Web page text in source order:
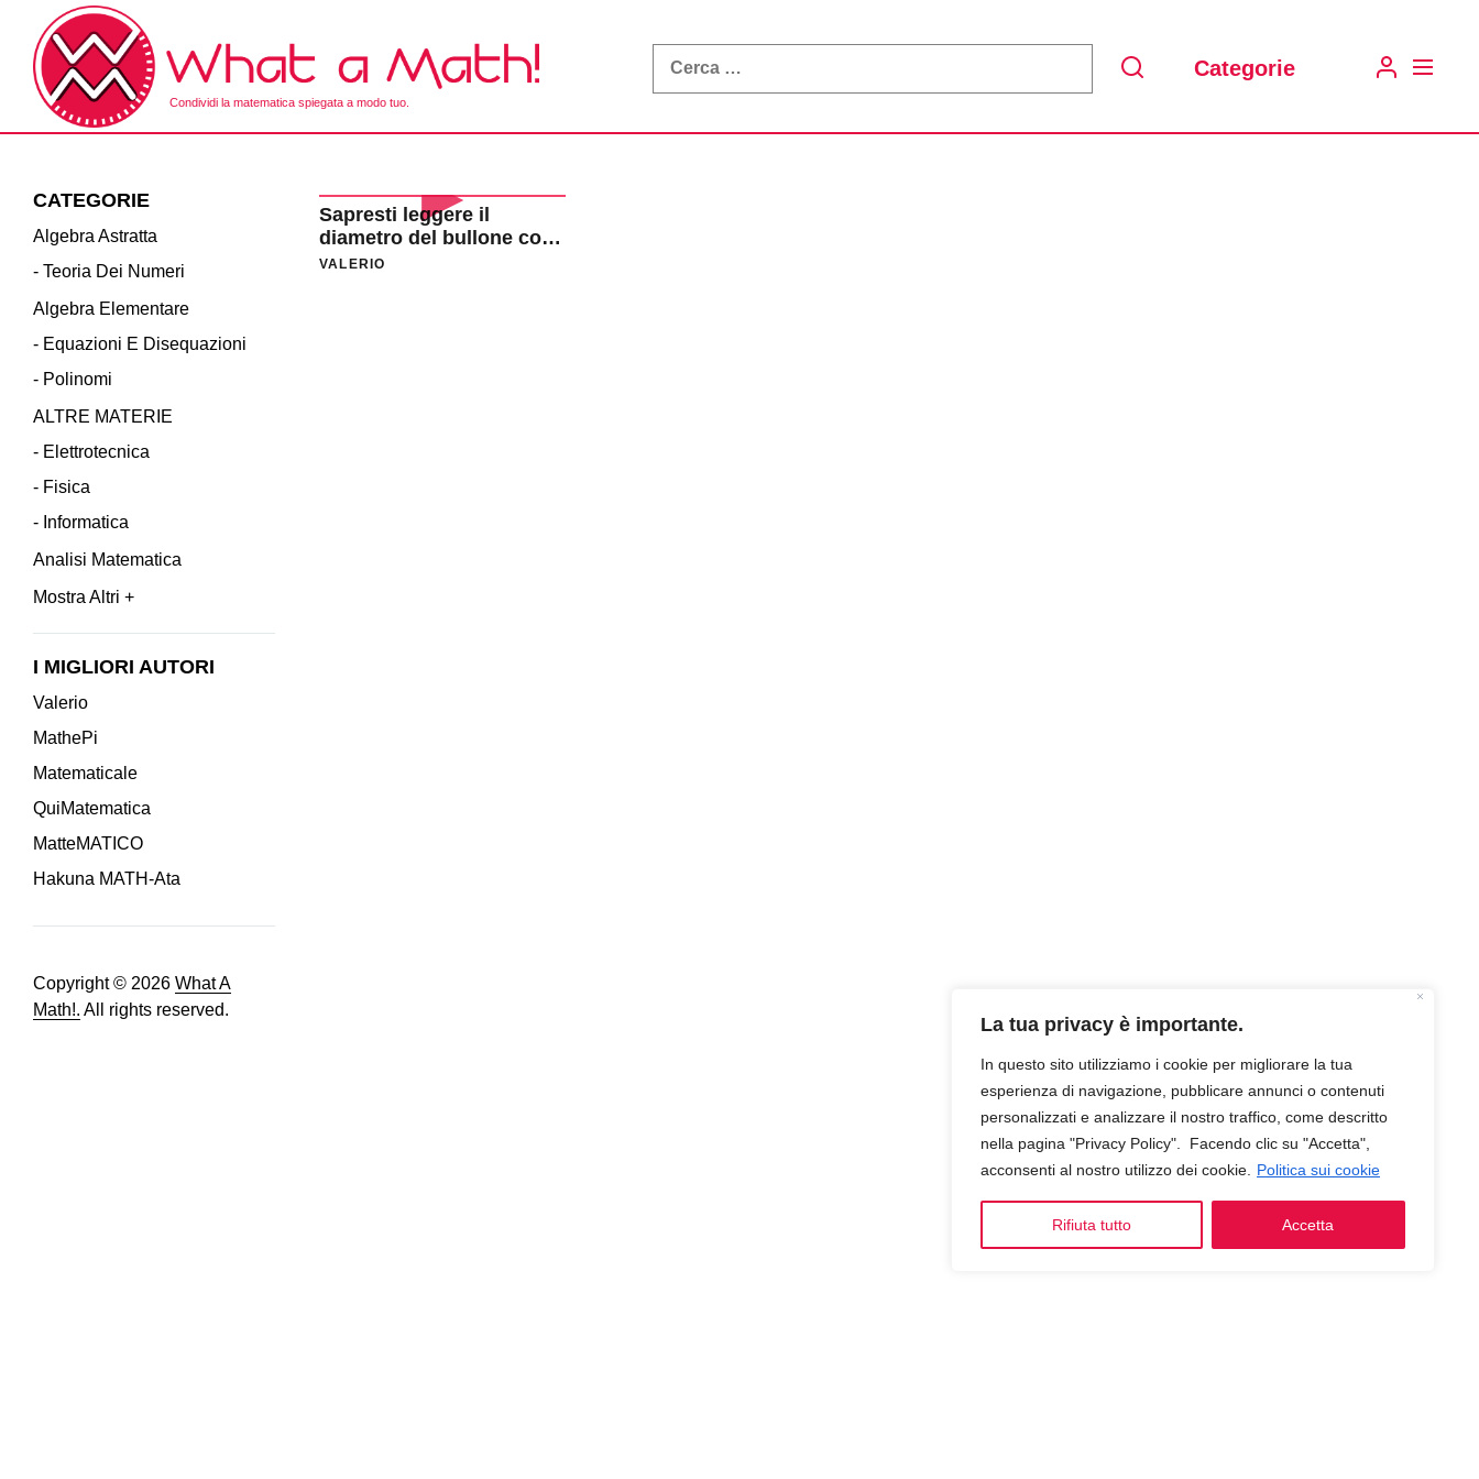
La tua privacy è importante.
In questo sito utilizziamo i cookie per migliorare la tua
esperienza di navigazione, pubblicare annunci o contenuti
personalizzati e analizzare il nostro traffico, come descritto
nella pagina "Privacy Policy". Facendo clic su "Accetta",
acconsenti al nostro utilizzo dei cookie.
Politica sui cookie
Rifiuta tutto Accetta
content
a
Math!
Condividi la matematica spiegata a modo tuo.
Categorie
CATEGORIE
Algebra Astratta
- Teoria Dei Numeri
Algebra Elementare
- Equazioni E Disequazioni
- Polinomi
ALTRE MATERIE
- Elettrotecnica
- Fisica
- Informatica
Analisi Matematica
Mostra Altri +
I MIGLIORI AUTORI
Valerio
MathePi
Matematicale
QuiMatematica
MatteMATICO
Hakuna MATH-Ata
Copyright © 2026 What A
Math!. All rights reserved.
Sapresti leggere il
diametro del bullone col
CALIBRO?
VALERIO